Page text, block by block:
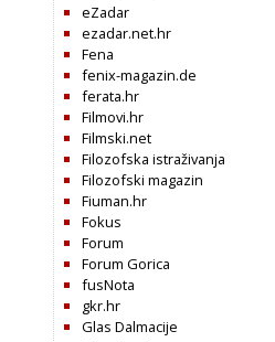
eZadar
ezadar.net.hr
Fena
fenix-magazin.de
ferata.hr
Filmovi.hr
Filmski.net
Filozofska istraživanja
Filozofski magazin
Fiuman.hr
Fokus
Forum
Forum Gorica
fusNota
gkr.hr
Glas Dalmacije